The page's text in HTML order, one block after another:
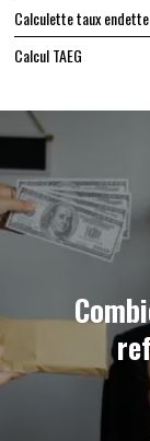
Calculette taux
Calcul TAEG